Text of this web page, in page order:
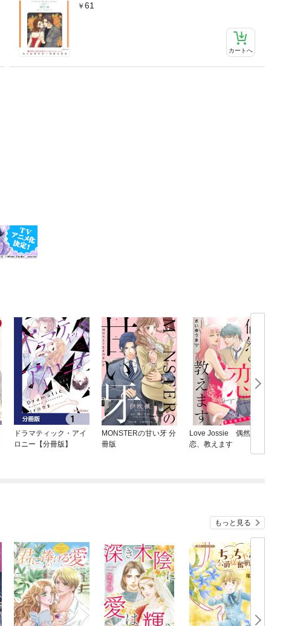
61
カートへ
ドラマティック・アイ
ロニー【分冊版】
MONSTERの甘い牙 分
冊版
Love Jossie 偶然の
恋、教えます
もっと見る